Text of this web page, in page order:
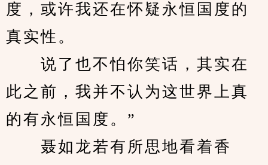
度，或许我还在怀疑永恒国度的
真实性。
说了也不怕你笑话，其实在
此之前，我并不认为这世界上真
的有永恒国度。”
聂如龙若有所思地看着香